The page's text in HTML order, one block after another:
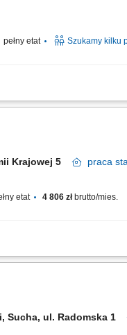
pełny etat Szukamy kilku
realizacja zamówień
Krajowej 5 praca
etat 4 806 złbrutto/mies.
kuchni; efektywna
Sucha, ul. Radomska 1